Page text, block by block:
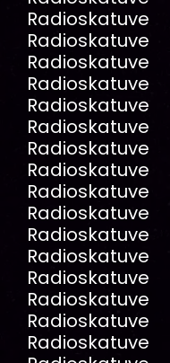
Radioskatuve
Radioskatuve
Radioskatuve
Radioskatuve
Radioskatuve
Radioskatuve
Radioskatuve
Radioskatuve
Radioskatuve
Radioskatuve
Radioskatuve
Radioskatuve
Radioskatuve
Radioskatuve
Radioskatuve
Radioskatuve